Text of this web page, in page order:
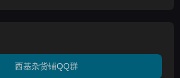
西基杂货铺QQ群